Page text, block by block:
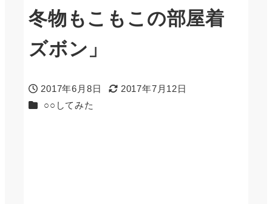
冬物もこもこの部屋着
ズボン」
投稿日
2017年6月8日
更新日
2017年7月12日
カテゴリー
○○してみた